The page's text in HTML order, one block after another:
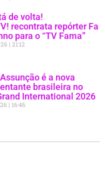
de volta!
recontrata repórter Fa
para o “TV Fama”
21:12
é a nova
brasileira no
International 2026
16:46